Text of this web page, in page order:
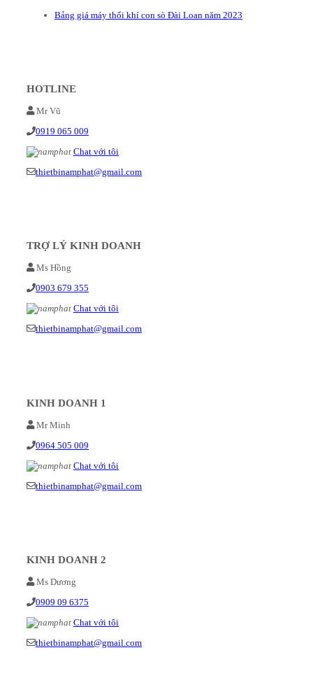
Bảng giá máy thổi khí con sò Đài Loan năm 2023
HOTLINE
Mr Vũ
0919 065 009
Chat với tôi
thietbinamphat@gmail.com
TRỢ LÝ KINH DOANH
Ms Hồng
0903 679 355
Chat với tôi
thietbinamphat@gmail.com
KINH DOANH 1
Mr Minh
0964 505 009
Chat với tôi
thietbinamphat@gmail.com
KINH DOANH 2
Ms Dương
0909 09 6375
Chat với tôi
thietbinamphat@gmail.com